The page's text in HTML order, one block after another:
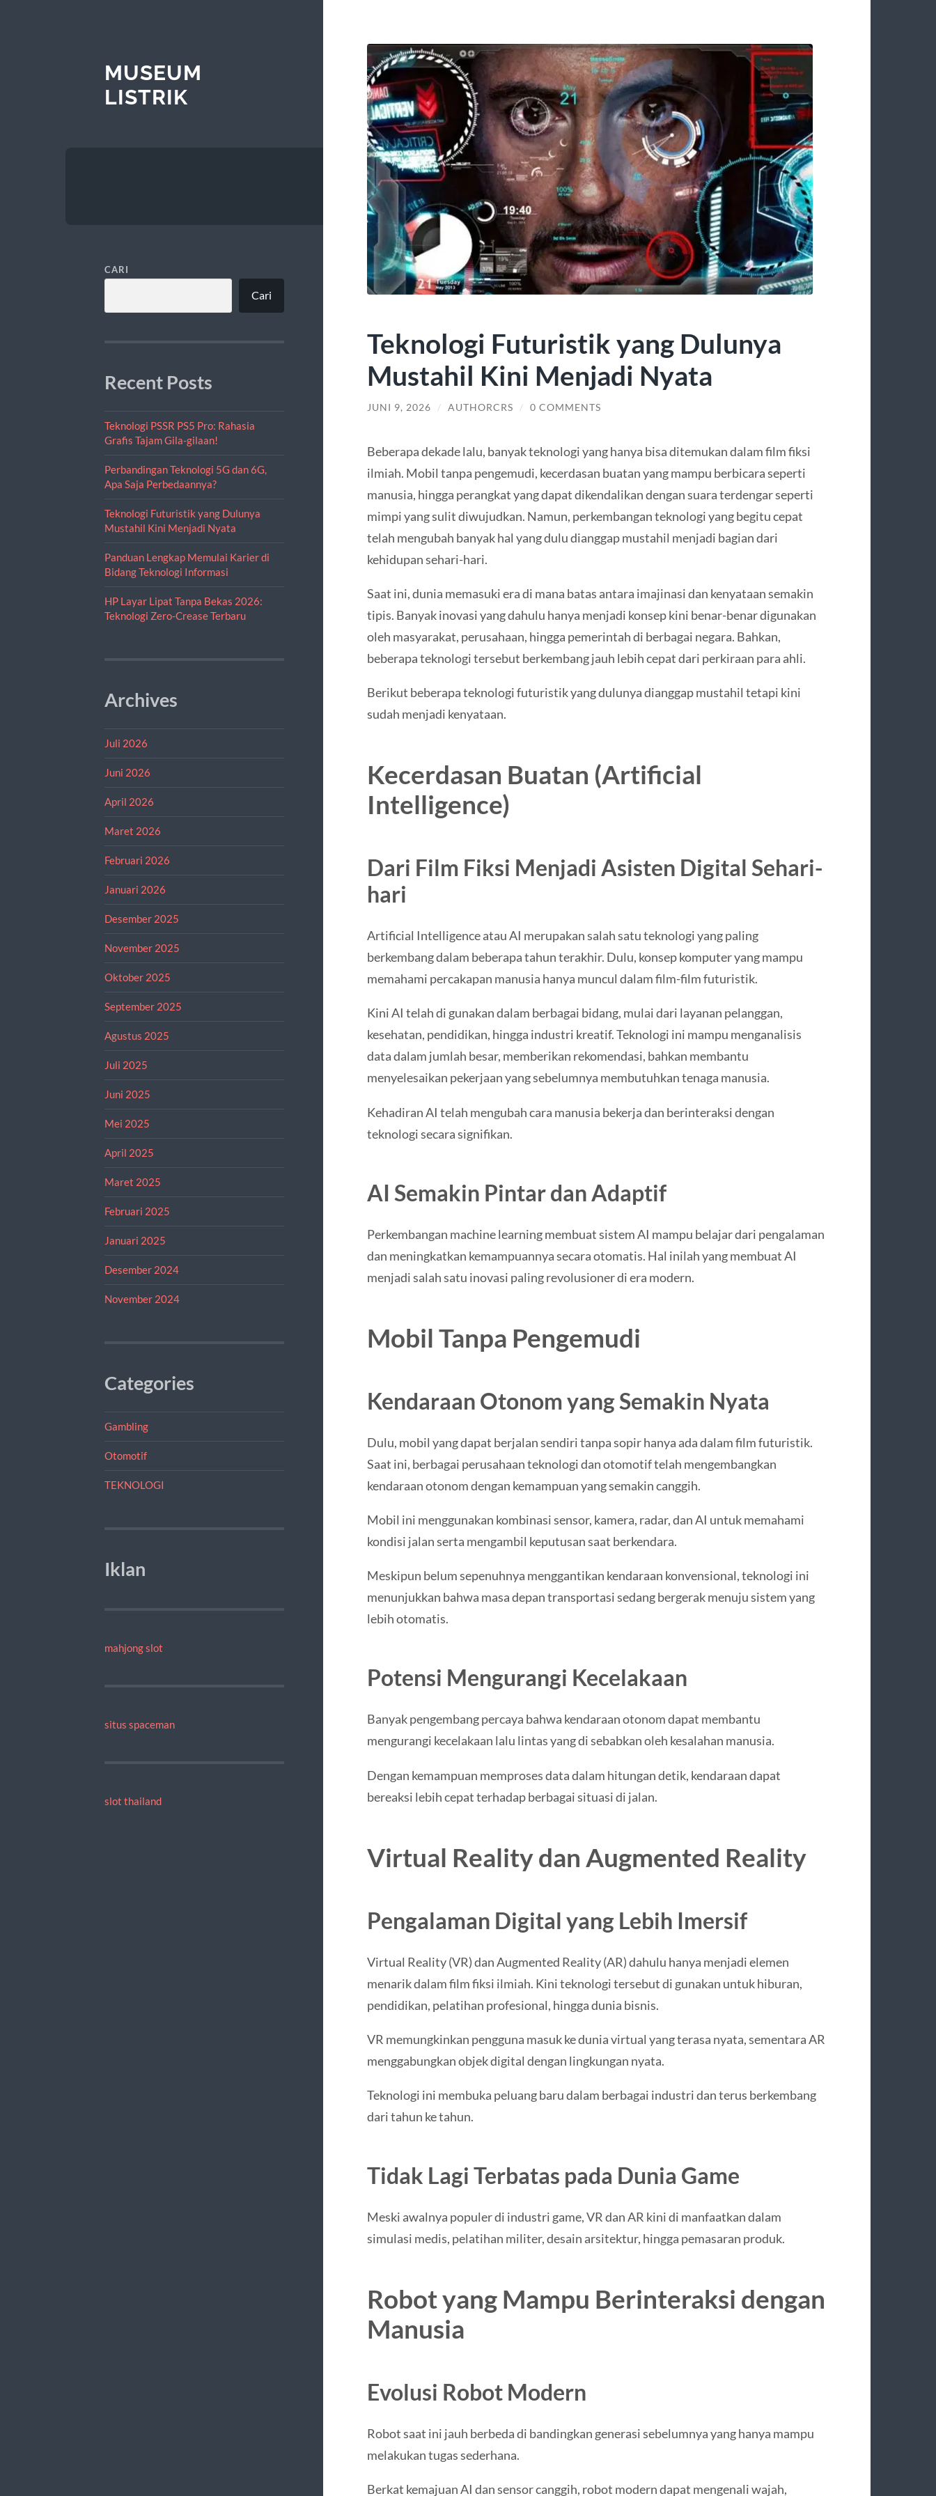
MUSEUM
LISTRIK
CARI
Cari
Recent Posts
Teknologi PSSR PS5 Pro: Rahasia
Grafis Tajam Gila-gilaan!
Perbandingan Teknologi 5G dan 6G,
Apa Saja Perbedaannya?
Teknologi Futuristik yang Dulunya
Mustahil Kini Menjadi Nyata
Panduan Lengkap Memulai Karier di
Bidang Teknologi Informasi
HP Layar Lipat Tanpa Bekas 2026:
Teknologi Zero-Crease Terbaru
Archives
Juli 2026
Juni 2026
April 2026
Maret 2026
Februari 2026
Januari 2026
Desember 2025
November 2025
Oktober 2025
September 2025
Agustus 2025
Juli 2025
Juni 2025
Mei 2025
April 2025
Maret 2025
Februari 2025
Januari 2025
Desember 2024
November 2024
Categories
Gambling
Otomotif
TEKNOLOGI
Iklan
mahjong slot
situs spaceman
slot thailand
Teknologi Futuristik yang Dulunya
Mustahil Kini Menjadi Nyata
JUNI 9, 2026 / AUTHORCRS / 0 COMMENTS
Beberapa dekade lalu, banyak teknologi yang hanya bisa ditemukan dalam film fiksi
ilmiah. Mobil tanpa pengemudi, kecerdasan buatan yang mampu berbicara seperti
manusia, hingga perangkat yang dapat dikendalikan dengan suara terdengar seperti
mimpi yang sulit diwujudkan. Namun, perkembangan teknologi yang begitu cepat
telah mengubah banyak hal yang dulu dianggap mustahil menjadi bagian dari
kehidupan sehari-hari.
Saat ini, dunia memasuki era di mana batas antara imajinasi dan kenyataan semakin
tipis. Banyak inovasi yang dahulu hanya menjadi konsep kini benar-benar digunakan
oleh masyarakat, perusahaan, hingga pemerintah di berbagai negara. Bahkan,
beberapa teknologi tersebut berkembang jauh lebih cepat dari perkiraan para ahli.
Berikut beberapa teknologi futuristik yang dulunya dianggap mustahil tetapi kini
sudah menjadi kenyataan.
Kecerdasan Buatan (Artificial
Intelligence)
Dari Film Fiksi Menjadi Asisten Digital Sehari-
hari
Artificial Intelligence atau AI merupakan salah satu teknologi yang paling
berkembang dalam beberapa tahun terakhir. Dulu, konsep komputer yang mampu
memahami percakapan manusia hanya muncul dalam film-film futuristik.
Kini AI telah di gunakan dalam berbagai bidang, mulai dari layanan pelanggan,
kesehatan, pendidikan, hingga industri kreatif. Teknologi ini mampu menganalisis
data dalam jumlah besar, memberikan rekomendasi, bahkan membantu
menyelesaikan pekerjaan yang sebelumnya membutuhkan tenaga manusia.
Kehadiran AI telah mengubah cara manusia bekerja dan berinteraksi dengan
teknologi secara signifikan.
AI Semakin Pintar dan Adaptif
Perkembangan machine learning membuat sistem AI mampu belajar dari pengalaman
dan meningkatkan kemampuannya secara otomatis. Hal inilah yang membuat AI
menjadi salah satu inovasi paling revolusioner di era modern.
Mobil Tanpa Pengemudi
Kendaraan Otonom yang Semakin Nyata
Dulu, mobil yang dapat berjalan sendiri tanpa sopir hanya ada dalam film futuristik.
Saat ini, berbagai perusahaan teknologi dan otomotif telah mengembangkan
kendaraan otonom dengan kemampuan yang semakin canggih.
Mobil ini menggunakan kombinasi sensor, kamera, radar, dan AI untuk memahami
kondisi jalan serta mengambil keputusan saat berkendara.
Meskipun belum sepenuhnya menggantikan kendaraan konvensional, teknologi ini
menunjukkan bahwa masa depan transportasi sedang bergerak menuju sistem yang
lebih otomatis.
Potensi Mengurangi Kecelakaan
Banyak pengembang percaya bahwa kendaraan otonom dapat membantu
mengurangi kecelakaan lalu lintas yang di sebabkan oleh kesalahan manusia.
Dengan kemampuan memproses data dalam hitungan detik, kendaraan dapat
bereaksi lebih cepat terhadap berbagai situasi di jalan.
Virtual Reality dan Augmented Reality
Pengalaman Digital yang Lebih Imersif
Virtual Reality (VR) dan Augmented Reality (AR) dahulu hanya menjadi elemen
menarik dalam film fiksi ilmiah. Kini teknologi tersebut di gunakan untuk hiburan,
pendidikan, pelatihan profesional, hingga dunia bisnis.
VR memungkinkan pengguna masuk ke dunia virtual yang terasa nyata, sementara AR
menggabungkan objek digital dengan lingkungan nyata.
Teknologi ini membuka peluang baru dalam berbagai industri dan terus berkembang
dari tahun ke tahun.
Tidak Lagi Terbatas pada Dunia Game
Meski awalnya populer di industri game, VR dan AR kini di manfaatkan dalam
simulasi medis, pelatihan militer, desain arsitektur, hingga pemasaran produk.
Robot yang Mampu Berinteraksi dengan
Manusia
Evolusi Robot Modern
Robot saat ini jauh berbeda di bandingkan generasi sebelumnya yang hanya mampu
melakukan tugas sederhana.
Berkat kemajuan AI dan sensor canggih, robot modern dapat mengenali wajah,